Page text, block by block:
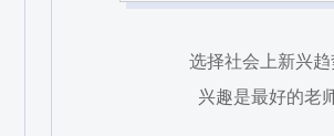
选择社会上新兴趋
兴趣是最好的老